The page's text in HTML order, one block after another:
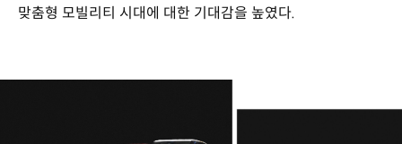
맞춤형 모빌리티 시대에 대한 기대감을 높였다.